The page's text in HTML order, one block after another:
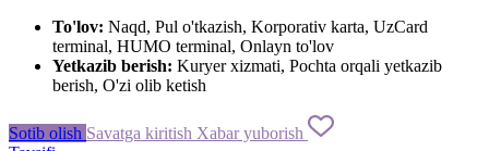
To'lov: Naqd, Pul o'tkazish, Korporativ karta, UzCard
terminal, HUMO terminal, Onlayn to'lov
Yetkazib berish: Kuryer xizmati, Pochta orqali yetkazib
berish, O'zi olib ketish
Sotib olish Savatga kiritish Xabar yuborish